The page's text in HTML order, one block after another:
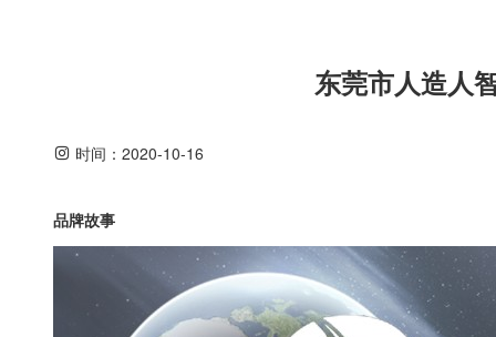
东莞市人造人
时间： 2020-10-16
品牌故事